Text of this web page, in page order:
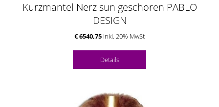
Kurzmantel Nerz sun geschoren PABLO
DESIGN
€ 6540,75 inkl. 20% MwSt
Details